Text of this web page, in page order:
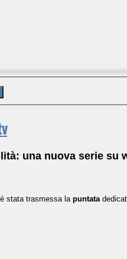
una nuova serie su
è stata trasmessa la puntata